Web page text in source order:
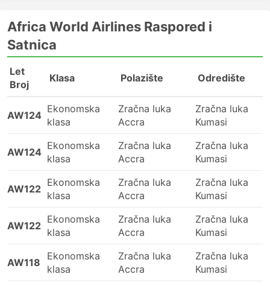
Africa World Airlines Raspored i
Satnica
Let
Broj
Klasa Polazište Odredište
AW124
Ekonomska
klasa
Zračna luka
Accra
Zračna luka
Kumasi
AW124
Ekonomska
klasa
Zračna luka
Accra
Zračna luka
Kumasi
AW122
Ekonomska
klasa
Zračna luka
Accra
Zračna luka
Kumasi
AW122
Ekonomska
klasa
Zračna luka
Accra
Zračna luka
Kumasi
AW118
Ekonomska
klasa
Zračna luka
Accra
Zračna luka
Kumasi